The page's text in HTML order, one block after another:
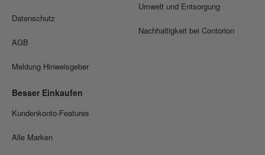
Datenschutz
AGB
Meldung Hinweisgeber
Umwelt und Entsorgung
Nachhaltigkeit bei Contorion
Besser Einkaufen
Kundenkonto-Features
Alle Marken